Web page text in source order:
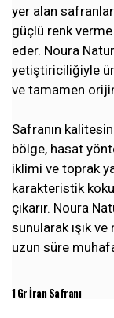
yer alan
güçlü renk
eder. Noura
yetiştiriciliğiyle
ve tamamen
Safranın
bölge, hasat
iklimi ve toprak
karakteristik
çıkarır. Noura
sunularak ışık
uzun süre
1 Gr İran Safranı